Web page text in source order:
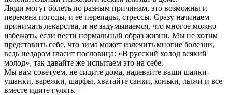
Люди могут болеть по разным причинам, это возможны и
перемена погоды, и её перепады, стрессы. Сразу начинаем
принимать лекарства, и не задумываемся, что многое можно
избежать, если вести нормальный образ жизни. Мы не хотим
представить себе, что зима может излечить многие болезни,
ведь недаром гласит пословица: «В русский холод всякий
молод», так давайте же испытаем это на себе.
Мы вам советуем, не сидите дома, надевайте ваши шапки-
ушанки, варежки, шарфы, хватайте санки, коньки, лыжи и все
вместе идите гулять.